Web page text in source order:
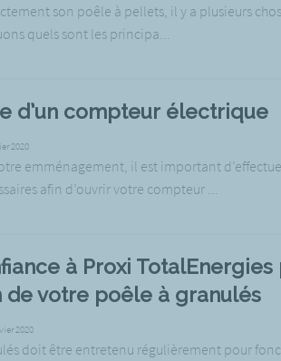
son poêle à pellets, il y a plusieurs
quels sont les principa...
d’un compteur électrique
2020
emménagement, il est important
afin d’ouvrir votre compteur ...
à Proxi TotalEnergies
de votre poêle à granulés
2020
doit être entretenu régulièrement pour